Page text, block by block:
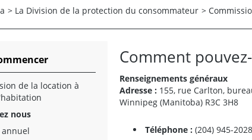
> La Division de la protection du consommateur >
Comment
Renseignements généraux
Adresse : 155, rue Carlton,
Winnipeg (Manitoba) R3C 3H8
Téléphone : (204) 945-2028
de la location à
nous